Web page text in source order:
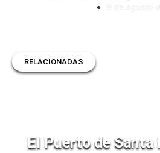
RELACIONADAS
El Puerto de Santa